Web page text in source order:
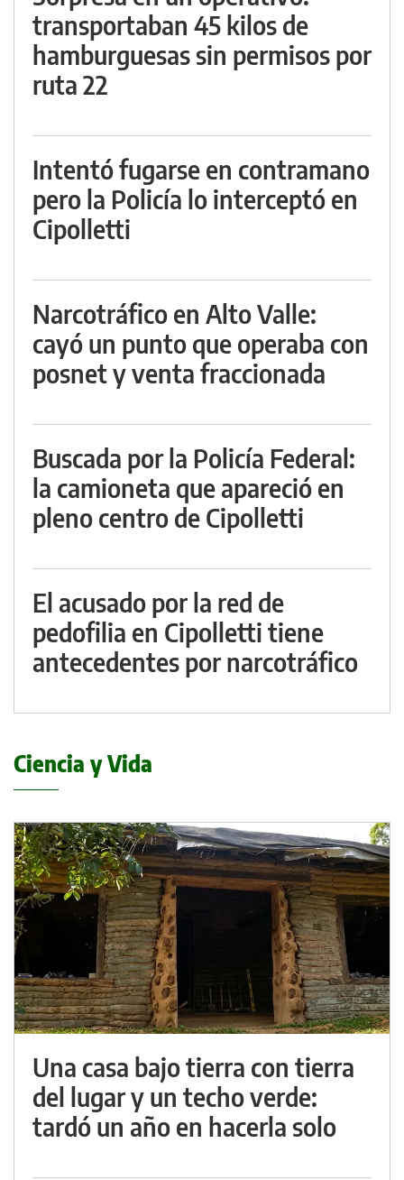
transportaban 45 kilos de
hamburguesas sin permisos por
ruta 22
Intentó fugarse en contramano
pero la Policía lo interceptó en
Cipolletti
Narcotráfico en Alto Valle:
cayó un punto que operaba con
posnet y venta fraccionada
Buscada por la Policía Federal:
la camioneta que apareció en
pleno centro de Cipolletti
El acusado por la red de
pedofilia en Cipolletti tiene
antecedentes por narcotráfico
Ciencia y Vida
Una casa bajo tierra con tierra
del lugar y un techo verde:
tardó un año en hacerla solo